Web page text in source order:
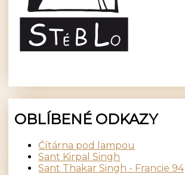
OBLÍBENÉ ODKAZY
Čítárna pod lampou
Sant Kirpal Singh
Sant Thakar Singh - Francie 94